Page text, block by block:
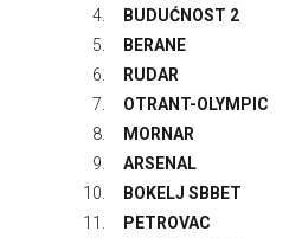
4.
BUDUĆNOST 2
5.
BERANE
6.
RUDAR
7.
OTRANT-OLYMPIC
8.
MORNAR
9.
ARSENAL
10.
BOKELJ SBBET
11.
PETROVAC